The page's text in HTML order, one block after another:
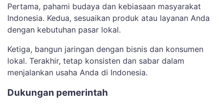
Pertama, pahami budaya dan kebiasaan masyarakat
Indonesia. Kedua, sesuaikan produk atau layanan Anda
dengan kebutuhan pasar lokal.
Ketiga, bangun jaringan dengan bisnis dan konsumen
lokal. Terakhir, tetap konsisten dan sabar dalam
menjalankan usaha Anda di Indonesia.
Dukungan pemerintah